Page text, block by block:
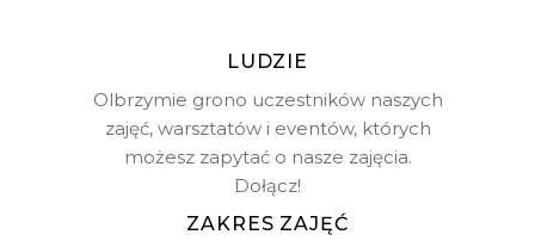
LUDZIE
Olbrzymie grono uczestników naszych
zajęć, warsztatów i eventów, których
możesz zapytać o nasze zajęcia.
Dołącz!
ZAKRES ZAJĘĆ